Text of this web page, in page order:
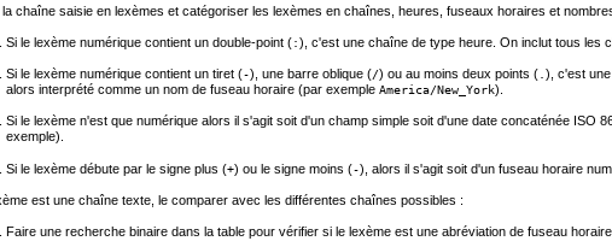
chaîne saisie en lexèmes et catégoriser les lexèmes en chaînes, heures, fuseaux horaires et
Si le lexème numérique contient un double-point (:), c'est une chaîne de type heure. On inclut tous les
Si le lexème numérique contient un tiret (-), une barre oblique (/) ou au moins deux points ( ), c'est
alors interprété comme un nom de fuseau horaire (par exemple America/New_York).
Si le lexème n'est que numérique alors il s'agit soit d'un champ simple soit d'une date concaténée ISO
exemple).
Si le lexème débute par le signe plus (+) ou le signe moins (-), alors il s'agit soit d'un fuseau horaire
est une chaîne texte, le comparer avec les différentes chaînes possibles :
Faire une recherche binaire dans la table pour vérifier si le lexème est une abréviation de fuseau horaire.